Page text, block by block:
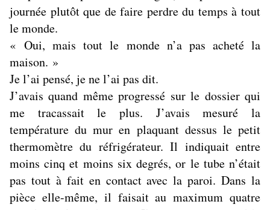
journée plutôt que de faire perdre du temps à tout
le monde.
« Oui, mais tout le monde n’a pas acheté la
maison. »
Je l’ai pensé, je ne l’ai pas dit.
J’avais quand même progressé sur le dossier qui
me tracassait le plus. J’avais mesuré la
température du mur en plaquant dessus le petit
thermomètre du réfrigérateur. Il indiquait entre
moins cinq et moins six degrés, or le tube n’était
pas tout à fait en contact avec la paroi. Dans la
pièce elle-même, il faisait au maximum quatre